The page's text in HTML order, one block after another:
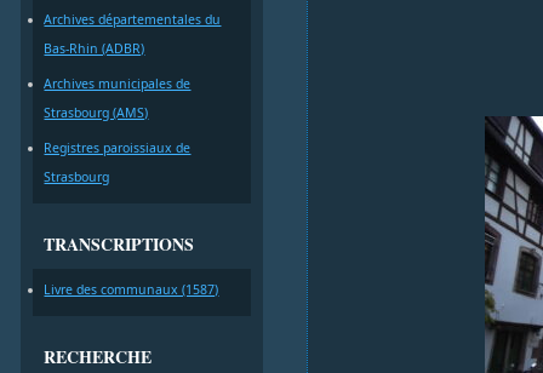
Archives départementales du
Bas-Rhin (ADBR)
Archives municipales de
Strasbourg (AMS)
Registres paroissiaux de
Strasbourg
TRANSCRIPTIONS
Livre des communaux (1587)
RECHERCHE